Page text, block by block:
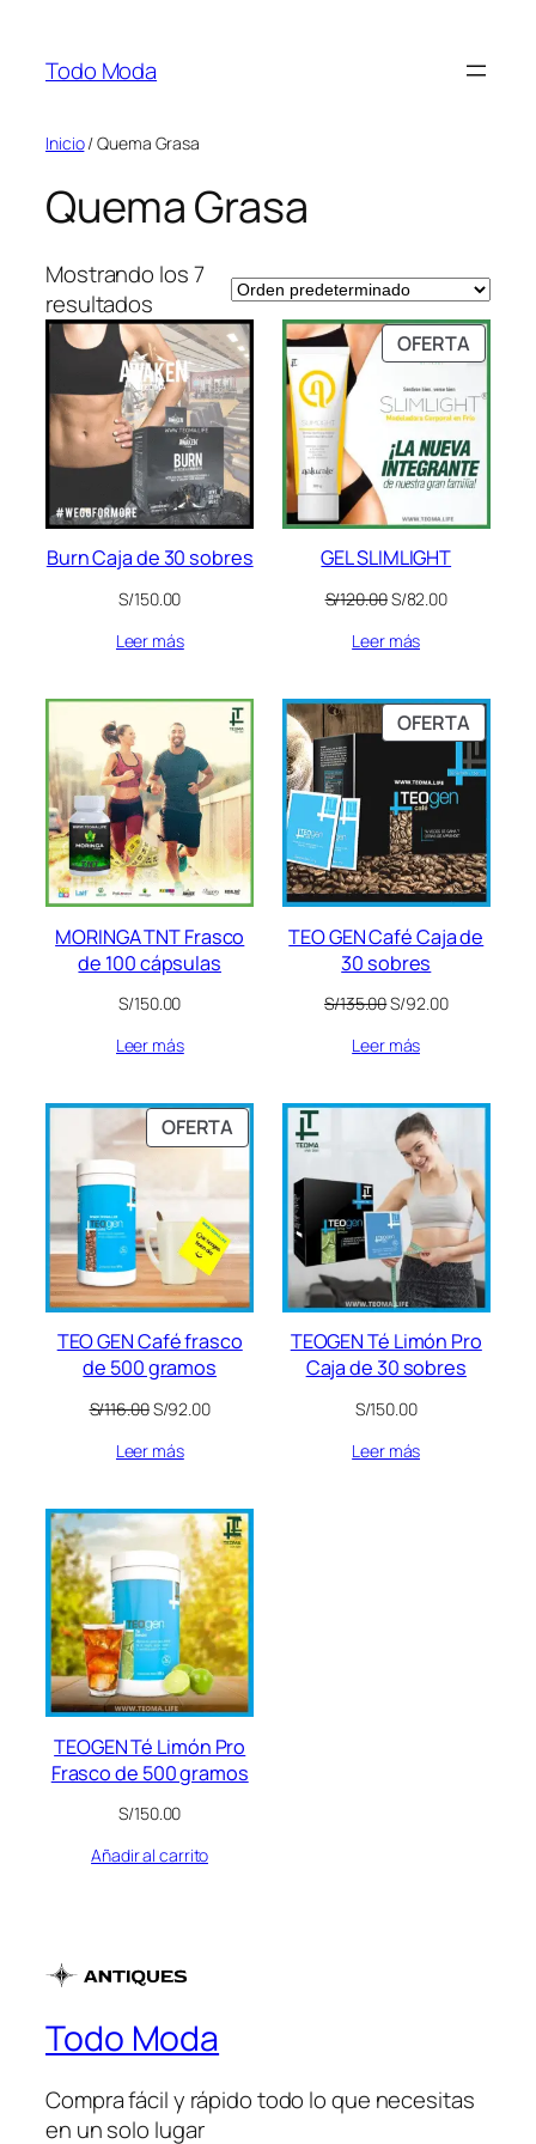
contenido
Todo Moda
Inicio/ Quema Grasa
Quema Grasa
Mostrando los 7
resultados
Burn Caja de 30 sobres
S/150.00
Leer más
OFERTA
EN
GEL SLIMLIGHT
S/120.00El
original
S/82.00El
Leer más
MORINGA TNT Frasco
de 100 cápsulas
S/150.00
Leer más
OFERTA
EN
TEO GEN Café Caja de
30 sobres
S/135.00El
original
S/92.00El
Leer más
OFERTAPRODUCTO
EN
OFERTA
TEO GEN Café frasco
de 500 gramos
S/116.00El
original
S/92.00El
Leer más
TEOGEN Té Limón Pro
Caja de 30 sobres
S/150.00
Leer más
TEOGEN Té Limón Pro
Frasco de 500 gramos
S/150.00
Añadir al carrito
Todo Moda
Compra fácil y rápido todo lo que necesitas
en un solo lugar